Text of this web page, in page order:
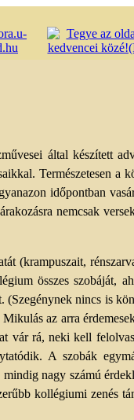
által készített
Természetesen a
időpontban
nemcsak
(krampuszait,
összes szobáját,
(Szegénynek nincs is
az arra
vár rá, neki kell
A szobák
nagy számú
kollégiumi zenés